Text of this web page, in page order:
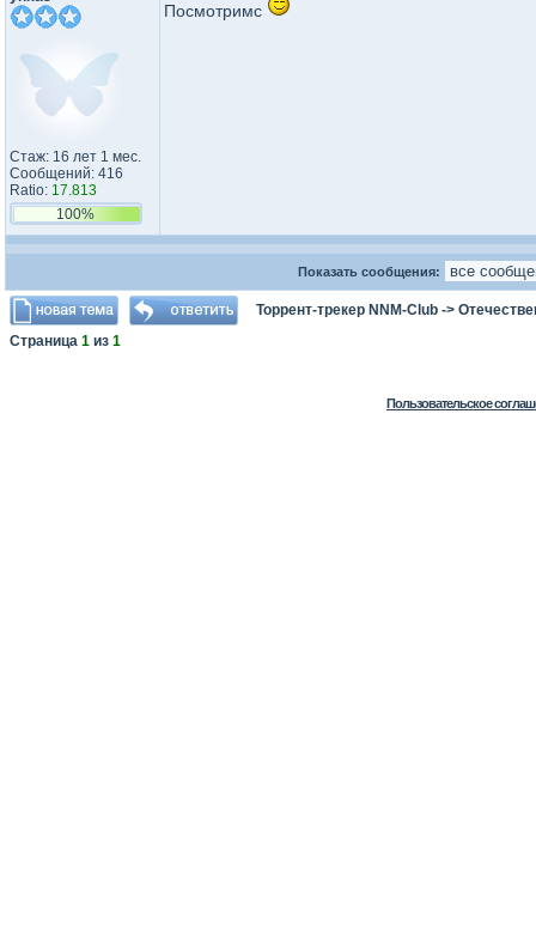
Стаж: 16 лет 1 мес.
Сообщений: 416
Ratio: 17.813
100%
Посмотримс
Показать сообщения:
Торрент-трекер NNM-Club ->
Страница 1 из 1
Пользовательское